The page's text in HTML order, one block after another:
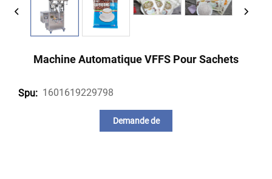
Machine Automatique VFFS Pour Sachets
Spu: 1601619229798
Demande de